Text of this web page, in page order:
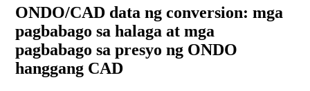
ONDO/CAD data ng conversion: mga
pagbabago sa halaga at mga
pagbabago sa presyo ng ONDO
hanggang CAD